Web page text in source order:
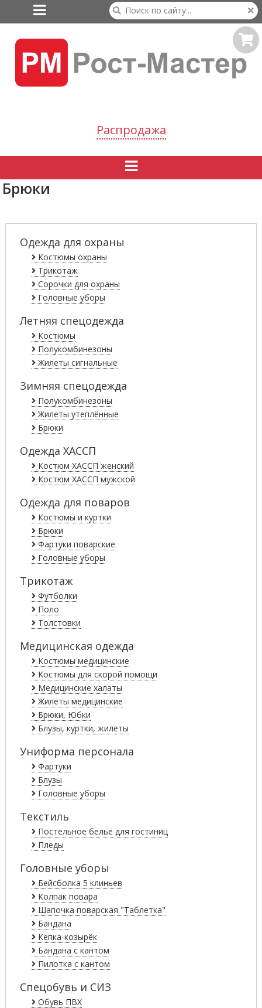

Распродажа

Брюки
Одежда для охраны
Костюмы охраны
Трикотаж
Сорочки для охраны
Головные уборы
Летняя спецодежда
Костюмы
Полукомбинезоны
Жилеты сигнальные
Зимняя спецодежда
Полукомбинезоны
Жилеты утеплённые
Брюки
Одежда ХАССП
Костюм ХАССП женский
Костюм ХАССП мужской
Одежда для поваров
Костюмы и куртки
Брюки
Фартуки поварские
Головные уборы
Трикотаж
Футболки
Поло
Толстовки
Медицинская одежда
Костюмы медицинские
Костюмы для скорой помощи
Медицинские халаты
Жилеты медицинские
Брюки, Юбки
Блузы, куртки, жилеты
Униформа персонала
Фартуки
Блузы
Головные уборы
Текстиль
Постельное бельё для гостиниц
Пледы
Головные уборы
Бейсболка 5 клиньев
Колпак повара
Шапочка поварская "Таблетка"
Бандана
Кепка-козырёк
Бандана с кантом
Пилотка с кантом
Спецобувь и СИЗ
Обувь ПВХ